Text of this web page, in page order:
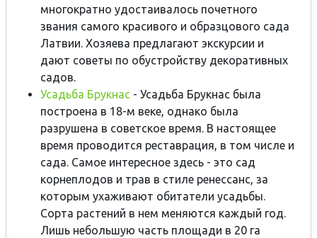
многократно удостаивалось почетного
звания самого красивого и образцового сада
Латвии. Хозяева предлагают экскурсии и
дают советы по обустройству декоративных
садов.
Усадьба Брукнас - Усадьба Брукнас была
построена в 18-м веке, однако была
разрушена в советское время. В настоящее
время проводится реставрация, в том числе и
сада. Самое интересное здесь - это сад
корнеплодов и трав в стиле ренессанс, за
которым ухаживают обитатели усадьбы.
Сорта растений в нем меняются каждый год.
Лишь небольшую часть площади в 20 га